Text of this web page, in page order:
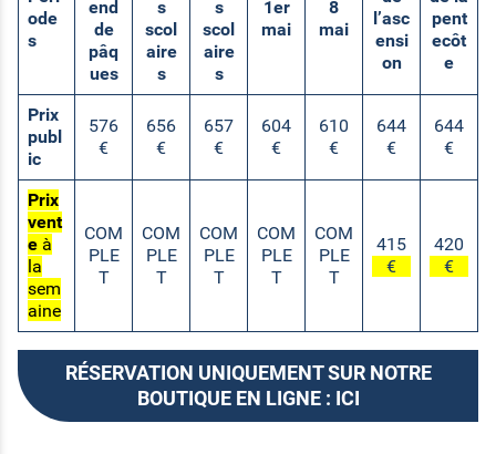
ode
s
end
de
pâq
ues
s
scol
aire
s
s
scol
aire
s
1er
mai
8
mai
l’asc
ensi
on
pent
ecôt
e
Prix
publ
ic
576
€
656
€
657
€
604
€
610
€
644
€
644
€
Prix
vent
e à
la
sem
aine
COM
PLE
T
COM
PLE
T
COM
PLE
T
COM
PLE
T
COM
PLE
T
415
€
420
€
RÉSERVATION UNIQUEMENT SUR NOTRE
BOUTIQUE EN LIGNE : ICI